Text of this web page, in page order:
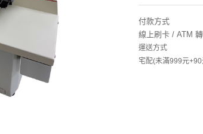
付款方式
線上刷卡 / ATM
運送方式
宅配(未滿999元